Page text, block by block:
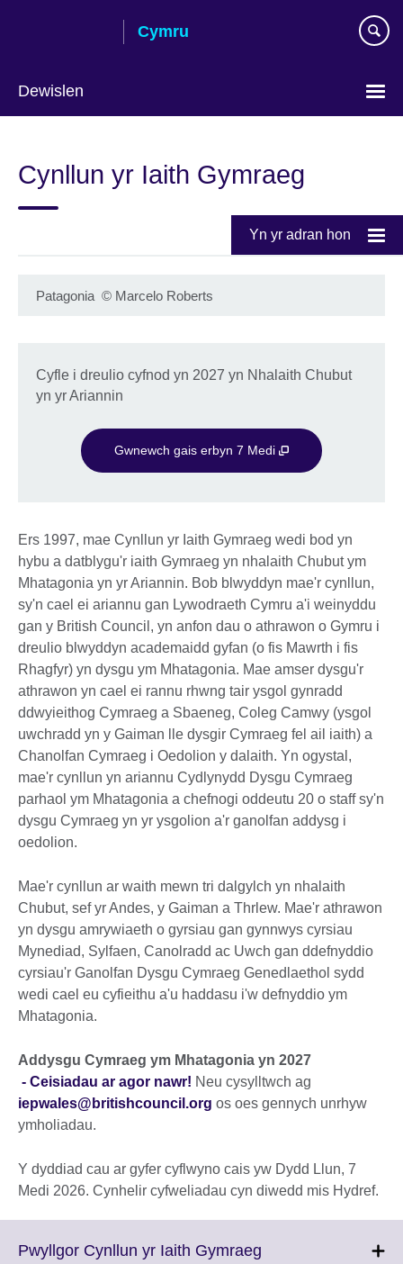
Cymru
Dewislen
language
Cynllun yr Iaith Gymraeg
Yn yr adran hon
Patagonia © Marcelo Roberts
Cyfle i dreulio cyfnod yn 2027 yn Nhalaith Chubut
yn yr Ariannin
Gwnewch gais erbyn 7 Medi
Ers 1997, mae Cynllun yr Iaith Gymraeg wedi bod yn
hybu a datblygu'r iaith Gymraeg yn nhalaith Chubut ym
Mhatagonia yn yr Ariannin. Bob blwyddyn mae'r cynllun,
sy'n cael ei ariannu gan Lywodraeth Cymru a'i weinyddu
gan y British Council, yn anfon dau o athrawon o Gymru i
dreulio blwyddyn academaidd gyfan (o fis Mawrth i fis
Rhagfyr) yn dysgu ym Mhatagonia. Mae amser dysgu'r
athrawon yn cael ei rannu rhwng tair ysgol gynradd
ddwyieithog Cymraeg a Sbaeneg, Coleg Camwy (ysgol
uwchradd yn y Gaiman lle dysgir Cymraeg fel ail iaith) a
Chanolfan Cymraeg i Oedolion y dalaith. Yn ogystal,
mae'r cynllun yn ariannu Cydlynydd Dysgu Cymraeg
parhaol ym Mhatagonia a chefnogi oddeutu 20 o staff sy'n
dysgu Cymraeg yn yr ysgolion a'r ganolfan addysg i
oedolion.
Mae'r cynllun ar waith mewn tri dalgylch yn nhalaith
Chubut, sef yr Andes, y Gaiman a Thrlew. Mae'r athrawon
yn dysgu amrywiaeth o gyrsiau gan gynnwys cyrsiau
Mynediad, Sylfaen, Canolradd ac Uwch gan ddefnyddio
cyrsiau'r Ganolfan Dysgu Cymraeg Genedlaethol sydd
wedi cael eu cyfieithu a'u haddasu i'w defnyddio ym
Mhatagonia.
Addysgu Cymraeg ym Mhatagonia yn 2027
- Ceisiadau ar agor nawr! Neu cysylltwch ag
iepwales@britishcouncil.org os oes gennych unrhyw
ymholiadau.
Y dyddiad cau ar gyfer cyflwyno cais yw Dydd Llun, 7
Medi 2026. Cynhelir cyfweliadau cyn diwedd mis Hydref.
Pwyllgor Cynllun yr Iaith Gymraeg